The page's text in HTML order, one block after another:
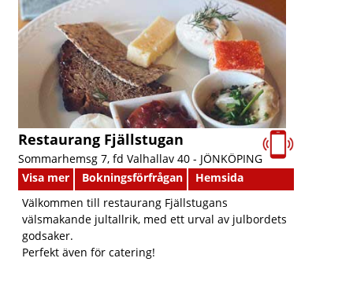
Restaurang Fjällstugan
Sommarhemsg 7, fd Valhallav 40 - JÖNKÖPING
Visa mer
Bokningsförfrågan
Hemsida
Välkommen till restaurang Fjällstugans
välsmakande jultallrik, med ett urval av julbordets
godsaker.
Perfekt även för catering!